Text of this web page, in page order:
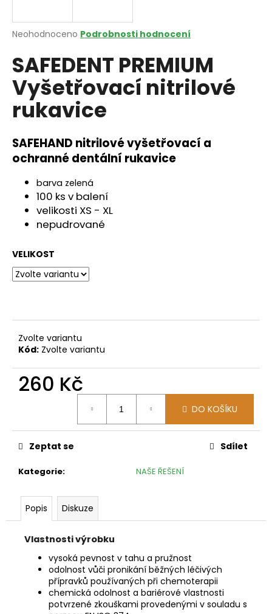
Průměrné
produktu
je
0,0
z
5
hvězdiček.
Neohodnoceno Podrobnosti hodnocení
SAFEDENT PREMIUM
Vyšetřovací nitrilové
rukavice
SAFEHAND nitrilové vyšetřovací a
ochranné dentální rukavice
barva zelená
100 ks v balení
velikosti XS - XL
nepudrované
VELIKOST
Zvolte variantu
Kód: Zvolte variantu
260 Kč
DO KOŠÍKU
Kategorie: NAŠE ŘEŠENÍ
Zeptat se Sdílet
Popis Diskuze
Vlastnosti výrobku
vysoká pevnost v tahu a pružnost
odolnost vůči pronikání běžných léčivých
přípravků používaných při chemoterapii
chemická odolnost a bariérové vlastnosti
potvrzené zkouškami provedenými v souladu s
j
t
?
HLEDAT
r
u
č
e